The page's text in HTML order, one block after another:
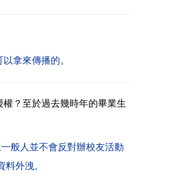
以拿來傳播的。
？至於過去幾時年的畢業生
般人並不會反對辦校友活動
外洩。